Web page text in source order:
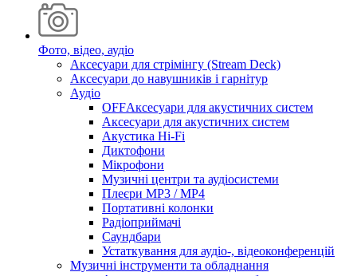
Фото, відео, аудіо
Аксесуари для стрімінгу (Stream Deck)
Аксесуари до навушників і гарнітур
Аудіо
OFFАксесуари для акустичних систем
Аксесуари для акустичних систем
Акустика Hi-Fi
Диктофони
Мікрофони
Музичні центри та аудіосистеми
Плеєри MP3 / MP4
Портативні колонки
Радіоприймачі
Саундбари
Устаткування для аудіо-, відеоконференцій
Музичні інструменти та обладнання